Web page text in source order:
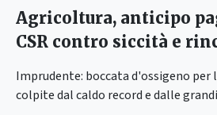
Agricoltura, anticipo
CSR contro siccità e
Imprudente: boccata d'ossigeno per
colpite dal caldo record e dalle